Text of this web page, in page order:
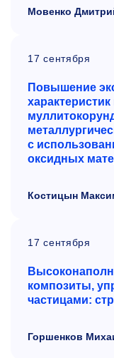
Мовенко
17 сентября
Повышение
с
оксидных
Костицын
17 сентября
композиты,
частицами:
Горшенков